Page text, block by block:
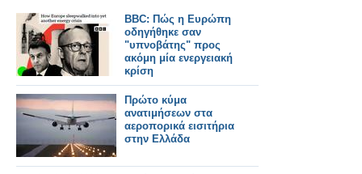
BBC: Πώς η Ευρώπη
οδηγήθηκε σαν
"υπνοβάτης" προς
ακόμη μία ενεργειακή
κρίση
Πρώτο κύμα
ανατιμήσεων στα
αεροπορικά εισιτήρια
στην Ελλάδα